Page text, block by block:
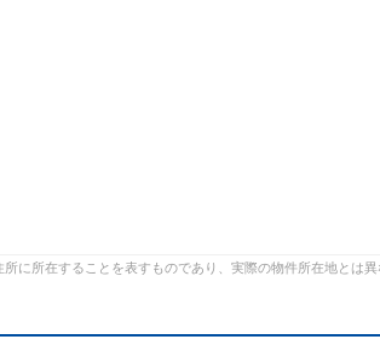
に所在することを表すものであり、実際の物件所在地とは異